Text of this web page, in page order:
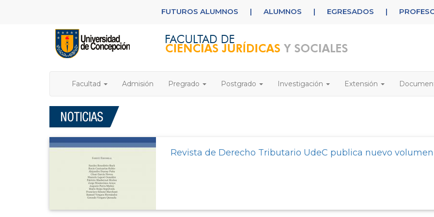
FUTUROS ALUMNOS | ALUMNOS | EGRESADOS |
Facultad Admisión Pregrado Postgrado Investigación Extensión
Revista de Derecho Tributario UdeC publica nuevo volumen